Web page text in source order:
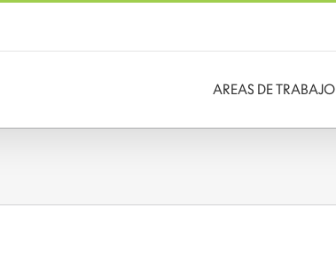
AREAS DE TRABAJO